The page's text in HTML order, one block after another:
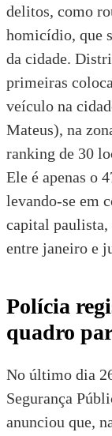
delitos, como
homicídio, que
da cidade.
primeiras
veículo na
Mateus), na
ranking de 30
Ele é apenas o
levando-se em
capital paulista,
entre janeiro e
Polícia
quadro
No último dia
Segurança
anunciou que,